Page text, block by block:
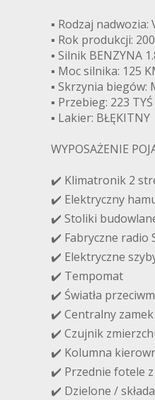
▪️ Rodzaj nadwozia:
▪️ Rok produkcji:
▪️ Silnik BENZYNA
▪️ Moc silnika: 125
▪️ Skrzynia biegów:
▪️ Przebieg: 223 TYŚ
▪️ Lakier: BŁĘKITNY
WYPOSAŻENIE
✔️ Klimatronik 2
✔️ Elektryczny
✔️ Stoliki
✔️ Fabryczne radio
✔️ Elektryczne
✔️ Tempomat
✔️ Światła
✔️ Centralny zamek
✔️ Czujnik
✔️ Kolumna
✔️ Przednie fotele
✔️ Dzielone /